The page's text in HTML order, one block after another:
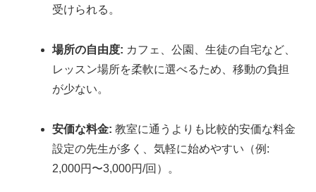
受けられる。
場所の自由度: カフェ、公園、生徒の自宅など、
レッスン場所を柔軟に選べるため、移動の負担
が少ない。
安価な料金: 教室に通うよりも比較的安価な料金
設定の先生が多く、気軽に始めやすい（例:
2,000円〜3,000円/回）。